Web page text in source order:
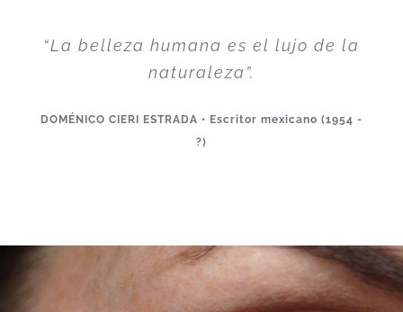
“La belleza humana es el lujo de la
naturaleza”.
DOMÉNICO CIERI ESTRADA • Escritor mexicano (1954 -
?)